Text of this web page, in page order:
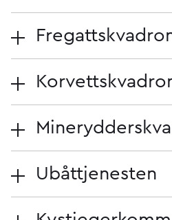
Ubåttjenesten